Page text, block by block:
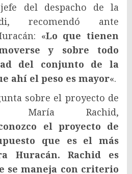
del despacho de la
recomendó ante
«Lo que tienen
y sobre todo
del conjunto de la
ahí el peso es mayor«.
sobre el proyecto de
María Rachid,
el proyecto de
que es el más
Huracán. Rachid es
se maneja con criterio